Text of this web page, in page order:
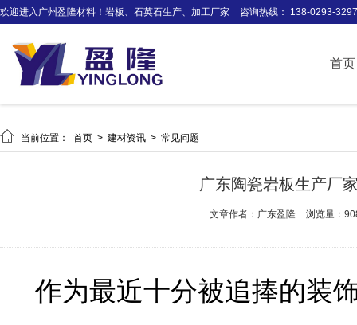
欢迎进入广州盈隆材料！岩板、石英石生产、加工厂家 咨询热线： 138-0293-3297
首页
 当前位置： 首页 > 建材资讯 > 常见问题
广东陶瓷岩板生产厂
文章作者：广东盈隆 浏览量：
作为最近十分被追捧的装